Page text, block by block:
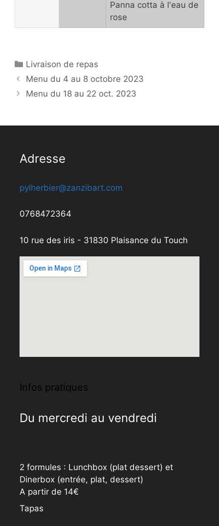
Panna cotta à l'eau de
rose
Catégories
Livraison de repas
Menu du 4 au 8 octobre 2023
Menu du 18 au 22 oct. 2023
Adresse
pylherbier@zanzibart.com
0768472364
10 rue des iris - 31830 Plaisance du Touch
Infos pratiques
Du mercredi au vendredi
2 formules : Lunchbox (plat dessert) et
Dinerbox (entrée, plat, dessert)
A partir de 14€
Tapas